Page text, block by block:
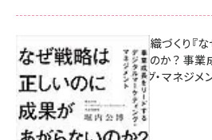
成果を生む組織づくり『
があがらないのか？ 事業
マーケティング・マネジメ
8月7日 10:00